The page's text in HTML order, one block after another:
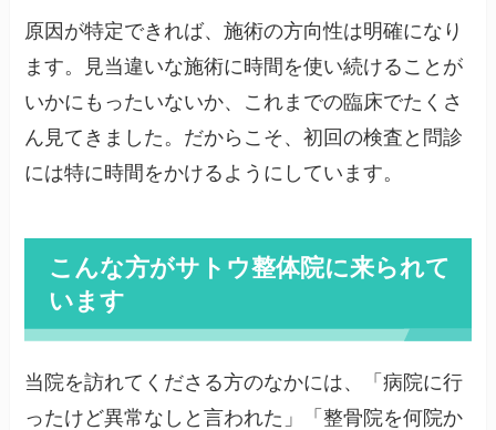
原因が特定できれば、施術の方向性は明確になり
ます。見当違いな施術に時間を使い続けることが
いかにもったいないか、これまでの臨床でたくさ
ん見てきました。だからこそ、初回の検査と問診
には特に時間をかけるようにしています。
こんな方がサトウ整体院に来られて
います
当院を訪れてくださる方のなかには、「病院に行
ったけど異常なしと言われた」「整骨院を何院か